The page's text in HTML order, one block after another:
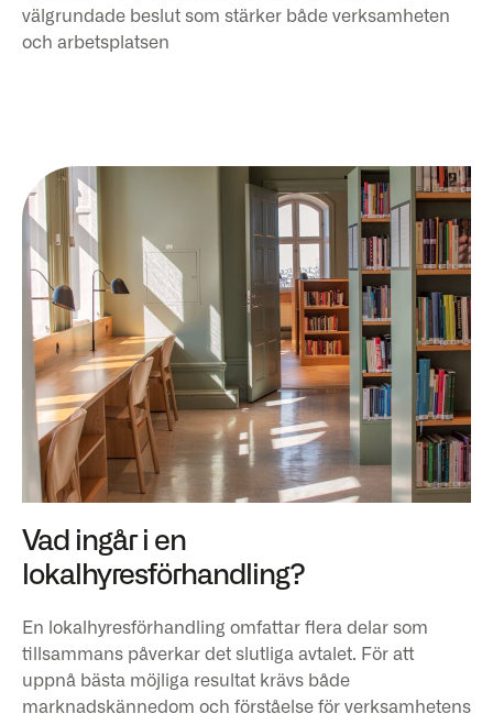
välgrundade beslut som stärker både verksamheten
och arbetsplatsen
Vad ingår i en
lokalhyresförhandling?
En lokalhyresförhandling omfattar flera delar som
tillsammans påverkar det slutliga avtalet. För att
uppnå bästa möjliga resultat krävs både
marknadskännedom och förståelse för verksamhetens